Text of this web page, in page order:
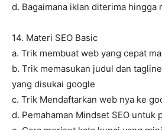
d. Bagaimana iklan diterima hingga
14. Materi SEO Basic
a. Trik membuat web yang cepat
b. Trik memasukan judul dan
yang disukai google
c. Trik Mendaftarkan web nya ke
d. Pemahaman Mindset SEO untuk